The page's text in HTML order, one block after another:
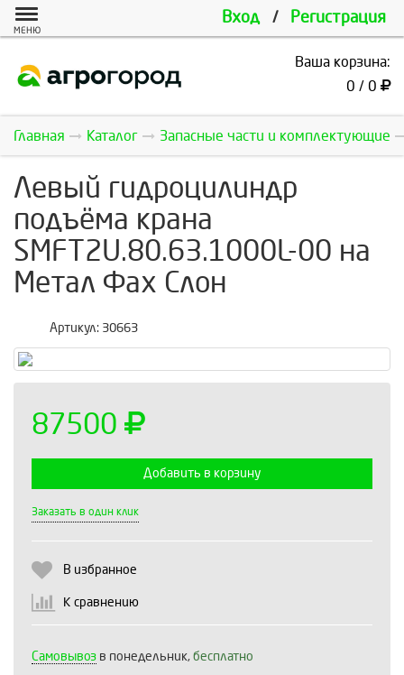
Вход / Регистрация
МЕНЮ
Ваша корзина:
0 / 0
Главная Каталог Запасные части и комплектующие
Левый гидроцилиндр
подъёма крана
SMFT2U.80.63.1000L-00 на
Метал Фах Cлон
Артикул: 30663
87500
Добавить в корзину
Заказать в один клик
В избранное
К сравнению
Самовывоз в понедельник, бесплатно